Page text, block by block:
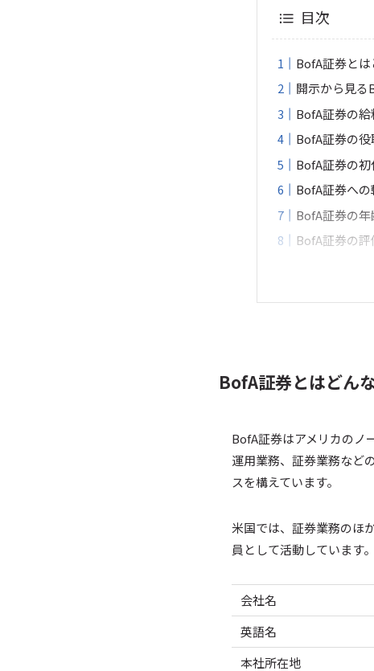
目次
BofA証券とは
開示から見る
BofA証券の給
BofA証券の
BofA証券の初
BofA証券へ
BofA証券の
BofA証券の
BofA証券とはどん
BofA証券はアメリカのノ
運用業務、証券業務など
スを構えています。
米国では、証券業務のほ
員として活動しています。
会社名
英語名
本社所在地